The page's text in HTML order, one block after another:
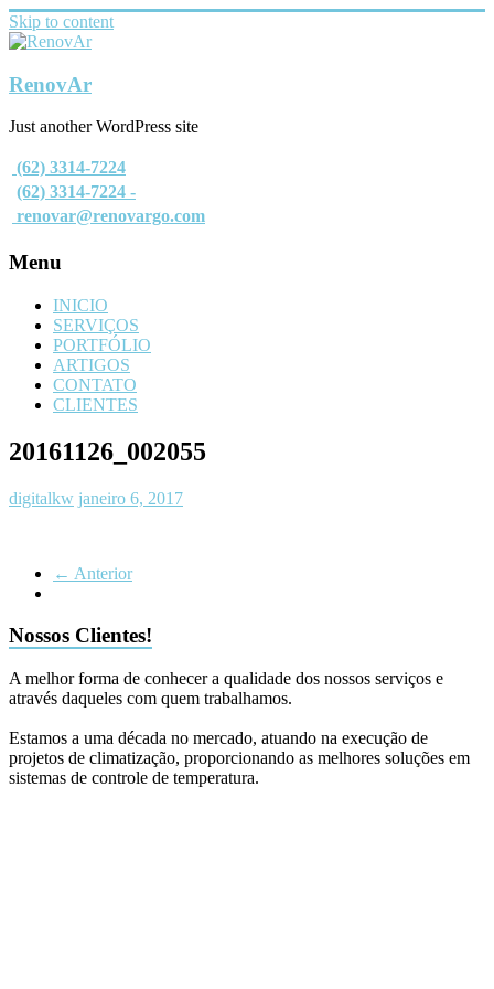
Skip to content
RenovAr
Just another WordPress site
(62) 3314-7224
(62) 3314-7224 -
renovar@renovargo.com
Menu
INICIO
SERVIÇOS
PORTFÓLIO
ARTIGOS
CONTATO
CLIENTES
20161126_002055
digitalkw janeiro 6, 2017
← Anterior
Nossos Clientes!
A melhor forma de conhecer a qualidade dos nossos serviços e
através daqueles com quem trabalhamos.
Estamos a uma década no mercado, atuando na execução de
projetos de climatização, proporcionando as melhores soluções em
sistemas de controle de temperatura.